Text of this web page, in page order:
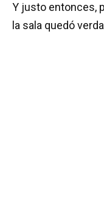
Y justo entonces,
la sala quedó